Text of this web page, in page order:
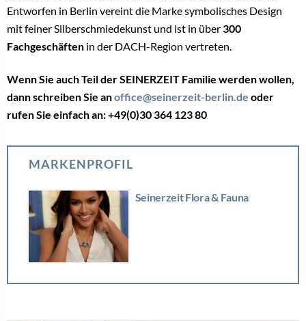
Entworfen in Berlin vereint die Marke symbolisches Design
mit feiner Silberschmiedekunst und ist in über300
Fachgeschäften in der DACH-Region vertreten.
Wenn Sie auch Teil der SEINERZEIT Familie werden wollen,
dann schreiben Sie anoffice@seinerzeit-berlin.de oder
rufen Sie einfach an: +49(0)30 364 123 80
MARKENPROFIL
Seinerzeit Flora & Fauna